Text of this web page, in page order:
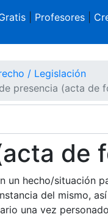
| Profesores|
/ Legislación
presencia (acta de
de
un hecho/situación
del mismo,
una vez